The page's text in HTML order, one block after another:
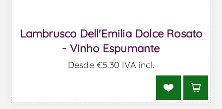
Lambrusco Dell'Emilia Dolce Rosato
- Vinho Espumante
Desde €5,30 IVA incl.